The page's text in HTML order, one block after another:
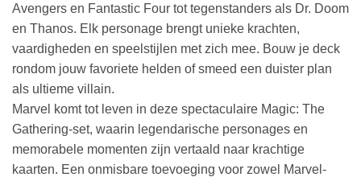
Avengers en Fantastic Four tot tegenstanders als Dr. Doom
en Thanos. Elk personage brengt unieke krachten,
vaardigheden en speelstijlen met zich mee. Bouw je deck
rondom jouw favoriete helden of smeed een duister plan
als ultieme villain.
Marvel komt tot leven in deze spectaculaire Magic: The
Gathering-set, waarin legendarische personages en
memorabele momenten zijn vertaald naar krachtige
kaarten. Een onmisbare toevoeging voor zowel Marvel-